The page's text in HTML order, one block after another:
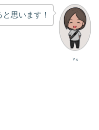
Ys
思います！